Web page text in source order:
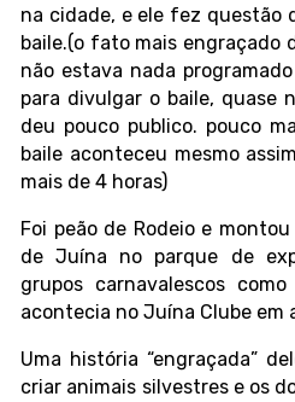
na cidade, e ele fez questão
baile.(o fato mais engraçado
não estava nada
para divulgar o baile, quase
deu pouco publico. pouco
baile aconteceu mesmo
mais de 4 horas)
Foi peão de Rodeio e
de Juína no parque de
grupos carnavalescos
acontecia no Juína Clube em
Uma história “engraçada”
criar animais silvestres e os